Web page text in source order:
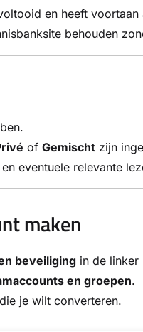
en heeft
behouden
of Gemischt zijn
eventuele relevante
maken
beveiliging in de linker
en groepen.
je wilt converteren.